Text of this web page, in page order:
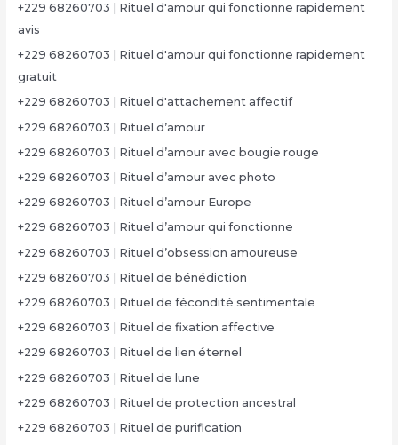
+229 68260703 | Rituel d'amour qui fonctionne rapidement
avis
+229 68260703 | Rituel d'amour qui fonctionne rapidement
gratuit
+229 68260703 | Rituel d'attachement affectif
+229 68260703 | Rituel d’amour
+229 68260703 | Rituel d’amour avec bougie rouge
+229 68260703 | Rituel d’amour avec photo
+229 68260703 | Rituel d’amour Europe
+229 68260703 | Rituel d’amour qui fonctionne
+229 68260703 | Rituel d’obsession amoureuse
+229 68260703 | Rituel de bénédiction
+229 68260703 | Rituel de fécondité sentimentale
+229 68260703 | Rituel de fixation affective
+229 68260703 | Rituel de lien éternel
+229 68260703 | Rituel de lune
+229 68260703 | Rituel de protection ancestral
+229 68260703 | Rituel de purification